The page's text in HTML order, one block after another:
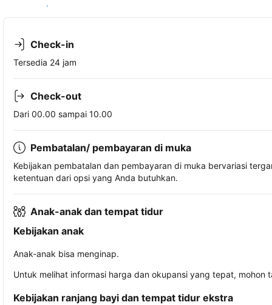
Lihat ketersediaan
Check-in
Tersedia 24 jam
Check-out
Dari 00.00 sampai 10.00
Pembatalan/ pembayaran di muka
Kebijakan pembatalan dan pembayaran di muka bervariasi
ketentuan dari opsi yang Anda butuhkan.
Anak-anak dan tempat tidur
Kebijakan anak
Anak-anak bisa menginap.
Untuk melihat informasi harga dan okupansi yang tepat,
Kebijakan ranjang bayi dan tempat tidur ekstra